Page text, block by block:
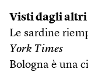
Visti dagli altri
Le sardine
York Times
Bologna è una